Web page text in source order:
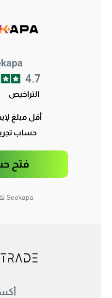
4.7
التراخيص
أقل مبلغ
حساب
فتح
Seekapa تقييم شركة